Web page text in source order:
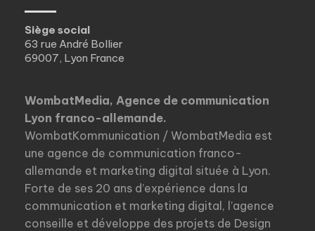
Siège social
63 rue André Bollier
69007, Lyon France
WombatMedia, Agence de communication
Lyon franco-allemande.
WombatKommunication / WombatMedia est
une agence de communication franco-
allemande et marketing digital située à Lyon.
Forte de ses 20 ans d’expérience dans la
communication et marketing digital, l’agence
conseille et développe des projets de Design